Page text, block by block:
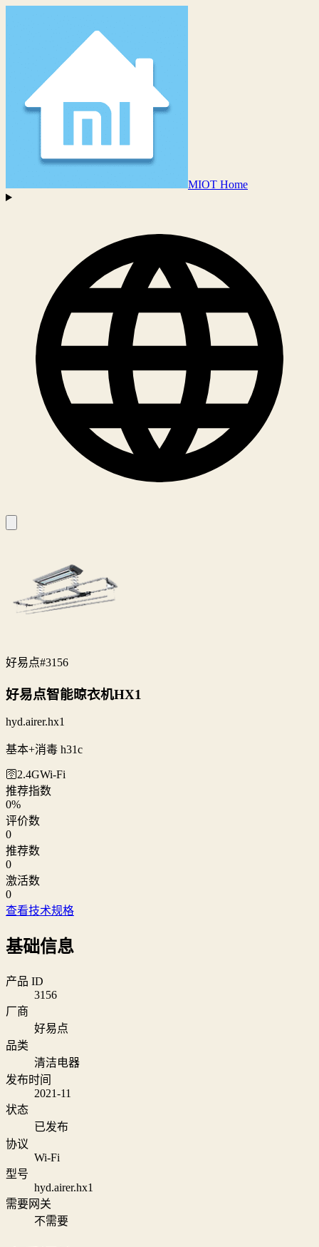
MIOT Home
好易点#3156
好易点智能晾衣机HX1
hyd.airer.hx1
基本+消毒 h31c
🛜2.4GWi‑Fi
推荐指数
0%
评价数
0
推荐数
0
激活数
0
查看技术规格
基础信息
产品 ID
3156
厂商
好易点
品类
清洁电器
发布时间
2021-11
状态
已发布
协议
Wi‑Fi
型号
hyd.airer.hx1
需要网关
不需要